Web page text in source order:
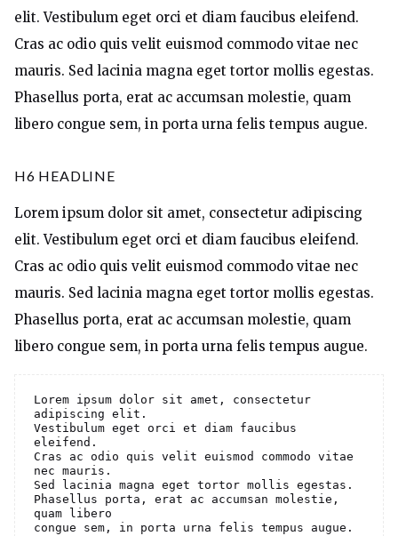
elit. Vestibulum eget orci et diam faucibus eleifend.
Cras ac odio quis velit euismod commodo vitae nec
mauris. Sed lacinia magna eget tortor mollis egestas.
Phasellus porta, erat ac accumsan molestie, quam
libero congue sem, in porta urna felis tempus augue.
H6 HEADLINE
Lorem ipsum dolor sit amet, consectetur adipiscing
elit. Vestibulum eget orci et diam faucibus eleifend.
Cras ac odio quis velit euismod commodo vitae nec
mauris. Sed lacinia magna eget tortor mollis egestas.
Phasellus porta, erat ac accumsan molestie, quam
libero congue sem, in porta urna felis tempus augue.
Lorem ipsum dolor sit amet, consectetur
adipiscing elit.
Vestibulum eget orci et diam faucibus
eleifend.
Cras ac odio quis velit euismod commodo vitae
nec mauris.
Sed lacinia magna eget tortor mollis egestas.
Phasellus porta, erat ac accumsan molestie,
quam libero
congue sem, in porta urna felis tempus augue.